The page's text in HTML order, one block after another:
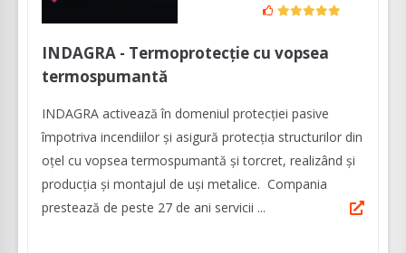
INDAGRA - Termoprotecție cu vopsea
termospumantă
INDAGRA activează în domeniul protecției pasive
împotriva incendiilor și asigură protecția structurilor din
oțel cu vopsea termospumantă și torcret, realizând şi
producţia şi montajul de uşi metalice. Compania
prestează de peste 27 de ani servicii ...